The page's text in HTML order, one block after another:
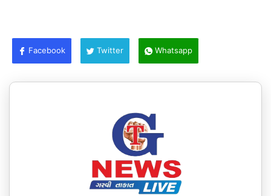
Facebook Twitter Whatsapp